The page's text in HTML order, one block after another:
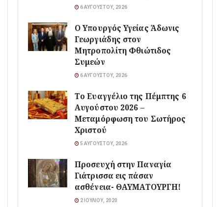
6 ΑΥΓΟΎΣΤΟΥ, 2026
O Υπουργός Υγείας Άδωνις
Γεωργιάδης στον
Μητροπολίτη Φθιώτιδος
Συμεών
6 ΑΥΓΟΎΣΤΟΥ, 2026
Το Ευαγγέλιο της Πέμπτης 6
Αυγούστου 2026 –
Μεταμόρφωση του Σωτήρος
Χριστού
5 ΑΥΓΟΎΣΤΟΥ, 2026
Προσευχή στην Παναγία
Γιάτρισσα εις πάσαν
ασθένεια- ΘΑΥΜΑΤΟΥΡΓΗ!
2 ΙΟΥΛΊΟΥ, 2020